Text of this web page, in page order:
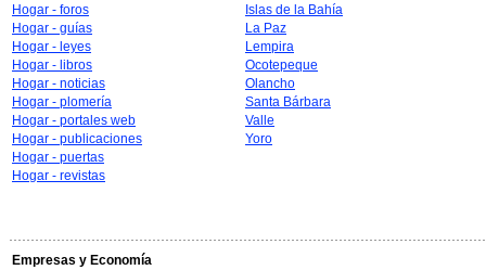
Hogar - foros
Hogar - guías
Hogar - leyes
Hogar - libros
Hogar - noticias
Hogar - plomería
Hogar - portales web
Hogar - publicaciones
Hogar - puertas
Hogar - revistas
Islas de la Bahía
La Paz
Lempira
Ocotepeque
Olancho
Santa Bárbara
Valle
Yoro
Empresas y Economía